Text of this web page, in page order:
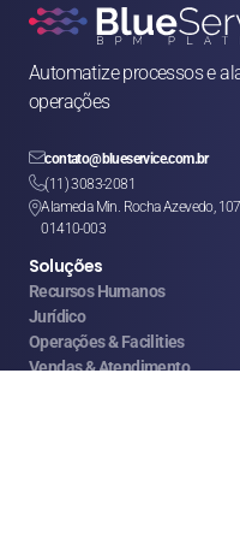
Automatize processos e
operações
contato@blueservice.com.br
(11) 3083-2081
Alameda Min. Rocha Azevedo,
01410-003
Soluções
Recursos Humanos
Jurídico
Operações & Facilities
Vendas & Atendimento